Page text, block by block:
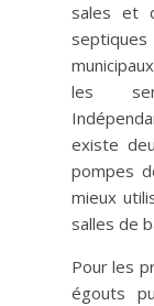
sales et
les
existe
pompes
mieux
salles de
Pour les
égouts